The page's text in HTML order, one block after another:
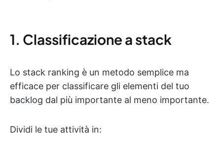
1. Classificazione a stack
Lo stack ranking è un metodo semplice ma
efficace per classificare gli elementi del tuo
backlog dal più importante al meno importante.
Dividi le tue attività in: